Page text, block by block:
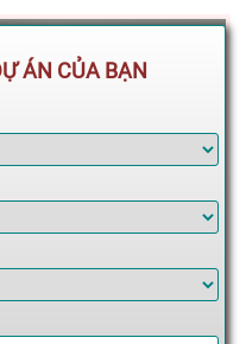
ÁN CỦA BẠN